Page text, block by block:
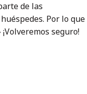
de las
Por lo que
seguro!